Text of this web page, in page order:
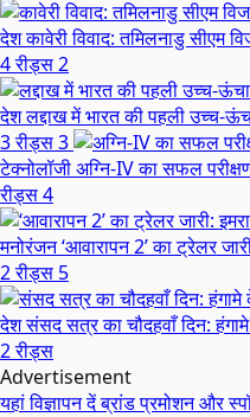
देशकावेरी विवाद: तमिलनाडु सीएम
4 रीड्स2
देशलद्दाख में भारत की पहली उच्च-
3 रीड्स3
टेक्नोलॉजीअग्नि-IV का सफल
रीड्स4
मनोरंजन‘आवारापन 2’ का ट्रेलर
2 रीड्स 5
देशसंसद सत्र का चौदहवाँ दिन: हंगामे
2 रीड्स
Advertisement
यहां विज्ञापन देंब्रांड प्रमोशन और